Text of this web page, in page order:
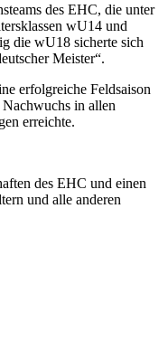
des EHC, die unter
wU14 und
die wU18 sicherte sich
Meister“.
erfolgreiche Feldsaison
in allen
erreichte.
des EHC und einen
und alle anderen